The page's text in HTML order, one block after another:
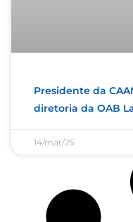
Presidente da
diretoria da OAB
14/mar/25